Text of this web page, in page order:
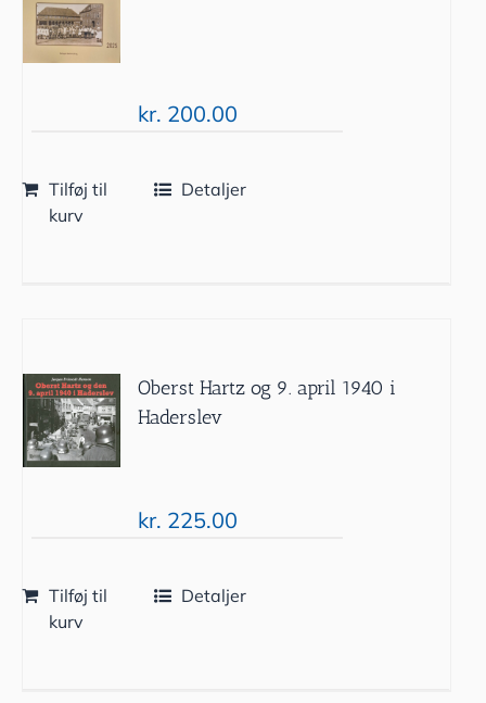
kr. 200.00
Tilføj til
kurv
Detaljer
Oberst Hartz og 9. april 1940 i
Haderslev
kr. 225.00
Tilføj til
kurv
Detaljer